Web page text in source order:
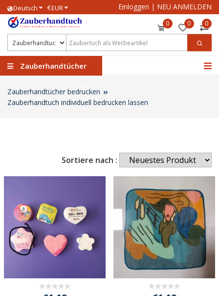
Deutsch €EUR Einloggen | NEU ANMELDEN
0 0 0
Zauberhandtücher
Zauberhandtücher bedrucken
Zauberhandtuch individuell bedrucken lassen
Sortiere nach :